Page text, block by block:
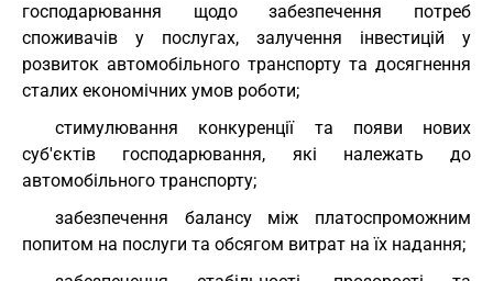
господарювання щодо забезпечення потреб
споживачів у послугах, залучення інвестицій у
розвиток автомобільного транспорту та досягнення
сталих економічних умов роботи;
стимулювання конкуренції та появи нових
суб'єктів господарювання, які належать до
автомобільного транспорту;
забезпечення балансу між платоспроможним
попитом на послуги та обсягом витрат на їх надання;